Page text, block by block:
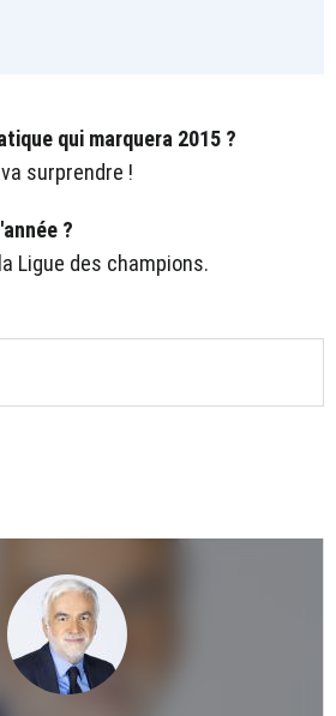
qui marquera 2015 ?
surprendre !
?
Ligue des champions.